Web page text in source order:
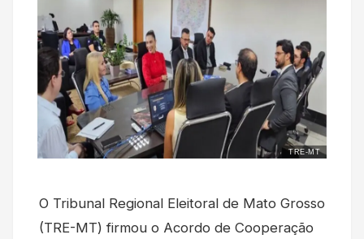
TRE-MT
O Tribunal Regional Eleitoral de Mato Grosso
(TRE-MT) firmou o Acordo de Cooperação